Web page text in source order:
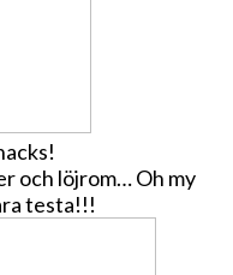
och löjrom… Oh my
testa!!!